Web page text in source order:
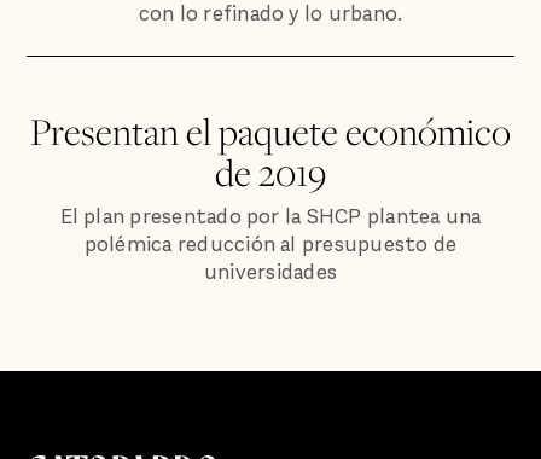
con lo refinado y lo urbano.
Presentan el paquete económico
de 2019
El plan presentado por la SHCP plantea una
polémica reducción al presupuesto de
universidades